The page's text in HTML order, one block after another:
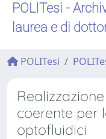
POLITesi -
laurea e di
POLITesi
coerente per
optofluidici